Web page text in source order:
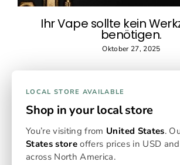
Ihr Vape sollte kein
benötigen.
Oktober 27, 2025
LOCAL STORE AVAILABLE
Shop in your local store
You’re visiting from United States.
States store offers prices in USD
across North America.